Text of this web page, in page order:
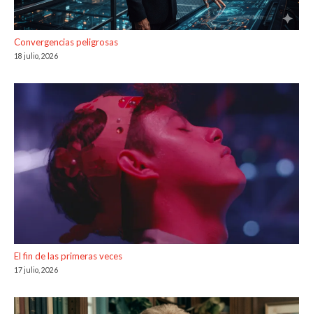
Convergencias peligrosas
18 julio, 2026
El fin de las primeras veces
17 julio, 2026